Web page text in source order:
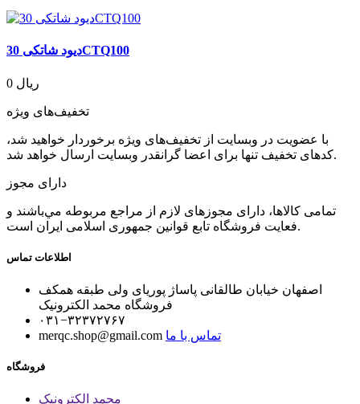
دیود شاتکی 30CTQ100
0 ریال
تخفیف‌های ویژه
با عضویت در وبسایت از تخفیف‌های ویژه برخوردار خواهید شد،
کدهای تخفیف تنها برای اعضا گرانقدر وبسایت ارسال خواهد شد.
دارای مجوز
تمامی كالاها، دارای مجوزهای لازم از مراجع مربوطه مي‌باشند و
فعایت فروشگاه تابع قوانين جمهوری اسلامی ايران است.
اطلاعات تماس
اصفهان خیابان طالقانی پاساژ پوریای ولی طبقه همکف
فروشگاه محمد الکترونیک
۰۳۱−۳۲۳۷۲۷۶۷
merqc.shop@gmail.com تماس با ما
فروشگاه
محمد الکترونیک